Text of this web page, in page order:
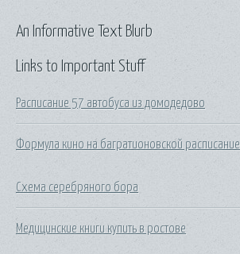
Links to Important Stuff
Расписание 57 автобуса из домодедово
Формула кино на багратионовской расписание
Схема серебряного бора
Медицинские книги купить в ростове
An Informative Text Blurb